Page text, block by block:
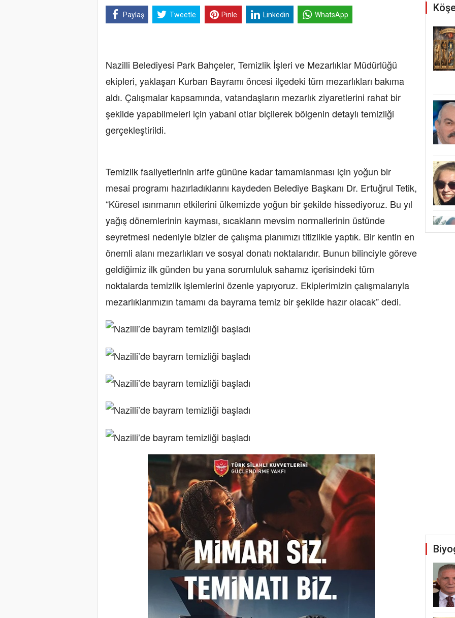
Paylaş Tweetle Pinle Linkedin WhatsApp
Nazilli Belediyesi Park Bahçeler, Temizlik İşleri ve Mezarlıklar Müdürlüğü
ekipleri, yaklaşan Kurban Bayramı öncesi ilçedeki tüm mezarlıkları bakıma
aldı. Çalışmalar kapsamında, vatandaşların mezarlık ziyaretlerini rahat bir
şekilde yapabilmeleri için yabani otlar biçilerek bölgenin detaylı temizliği
gerçekleştirildi.
Temizlik faaliyetlerinin arife gününe kadar tamamlanması için yoğun bir
mesai programı hazırladıklarını kaydeden Belediye Başkanı Dr. Ertuğrul Tetik,
“Küresel ısınmanın etkilerini ülkemizde yoğun bir şekilde hissediyoruz. Bu yıl
yağış dönemlerinin kayması, sıcakların mevsim normallerinin üstünde
seyretmesi nedeniyle bizler de çalışma planımızı titizlikle yaptık. Bir kentin en
önemli alanı mezarlıkları ve sosyal donatı noktalarıdır. Bunun bilinciyle göreve
geldiğimiz ilk günden bu yana sorumluluk sahamız içerisindeki tüm
noktalarda temizlik işlemlerini özenle yapıyoruz. Ekiplerimizin çalışmalarıyla
mezarlıklarımızın tamamı da bayrama temiz bir şekilde hazır olacak” dedi.